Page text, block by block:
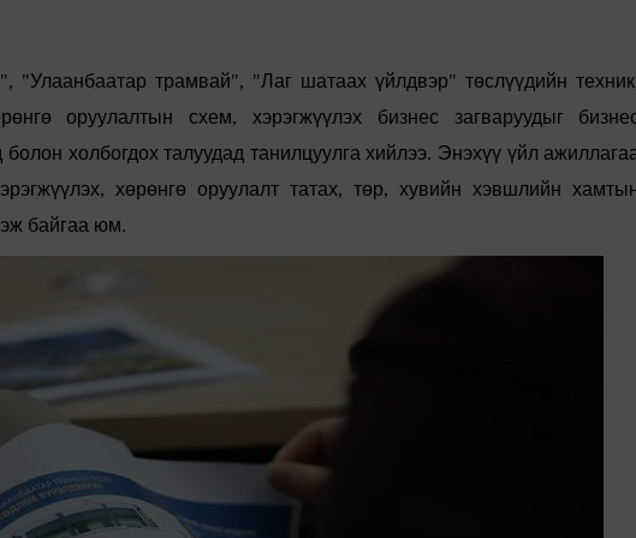
", "Улаанбаатар трамвай", "Лаг шатаах үйлдвэр"төслүүдийн техник
оруулалтын схем, хэрэгжүүлэх бизнес загваруудыг
болон холбогдох талуудад танилцуулга хийлээ. Энэхүү үйл
, хөрөнгө оруулалт татах,төр,хувийн хэвшлийн
байгаа юм.